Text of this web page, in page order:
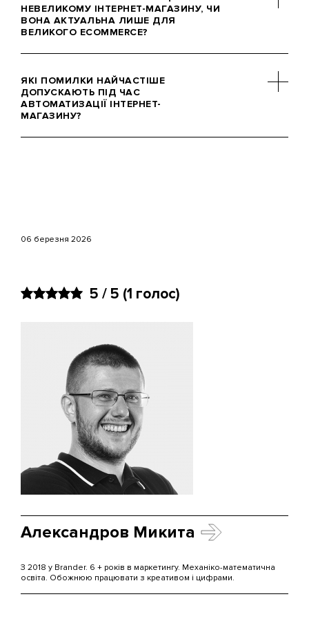
зафіксувати, як обробляються
замовлення, ведеться склад і
формується звітність, і лише після
цього обирати інструменти.
розуміння проблемних зон, а не з
упровадження сервісів.
НЕВЕЛИКОМУ ІНТЕРНЕТ-МАГАЗИНУ, ЧИ
ВОНА АКТУАЛЬНА ЛИШЕ ДЛЯ
ВЕЛИКОГО ECOMMERCE?
будь-якого масштабу. Невеликому
магазину вона допомагає навести
лад і підготуватися до зростання, а
за високих обсягів продажів.
ЯКІ ПОМИЛКИ НАЙЧАСТІШЕ
ДОПУСКАЮТЬ ПІД ЧАС
АВТОМАТИЗАЦІЇ ІНТЕРНЕТ-
МАГАЗИНУ?
06 березня 2026
5 / 5 (1 голос)
Александров Микита
З 2018 у Brander. 6 + років в маркетингу. Механіко-математична
освіта. Обожнюю працювати з креативом і цифрами.